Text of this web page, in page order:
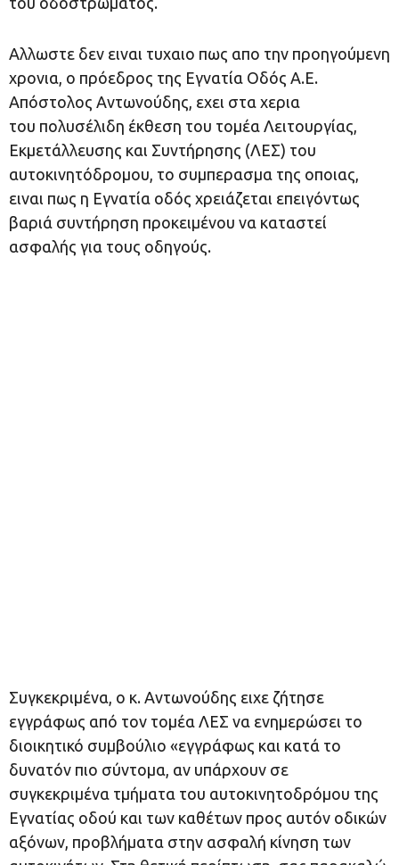
Αλλωστε δεν ειναι τυχαιο πως απο την προηγούμενη
χρονια, ο πρόεδρος της Εγνατία Οδός Α.Ε.
Απόστολος Αντωνούδης, εχει στα χερια
του πολυσέλιδη έκθεση του τομέα Λειτουργίας,
Εκμετάλλευσης και Συντήρησης (ΛΕΣ) του
αυτοκινητόδρομου, το συμπερασμα της οποιας,
ειναι πως η Εγνατία οδός χρειάζεται επειγόντως
βαριά συντήρηση προκειμένου να καταστεί
ασφαλής για τους οδηγούς.
Συγκεκριμένα, ο κ. Αντωνούδης ειχε ζήτησε
εγγράφως από τον τομέα ΛΕΣ να ενημερώσει το
διοικητικό συμβούλιο «εγγράφως και κατά το
δυνατόν πιο σύντομα, αν υπάρχουν σε
συγκεκριμένα τμήματα του αυτοκινητοδρόμου της
Εγνατίας οδού και των καθέτων προς αυτόν οδικών
αξόνων, προβλήματα στην ασφαλή κίνηση των